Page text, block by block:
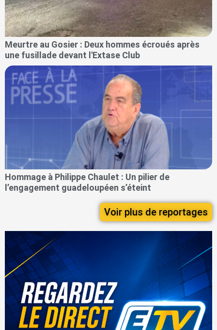
Meurtre au Gosier : Deux hommes écroués après
une fusillade devant l'Extase Club
Hommage à Philippe Chaulet : Un pilier de
l’engagement guadeloupéen s’éteint
Voir plus de reportages